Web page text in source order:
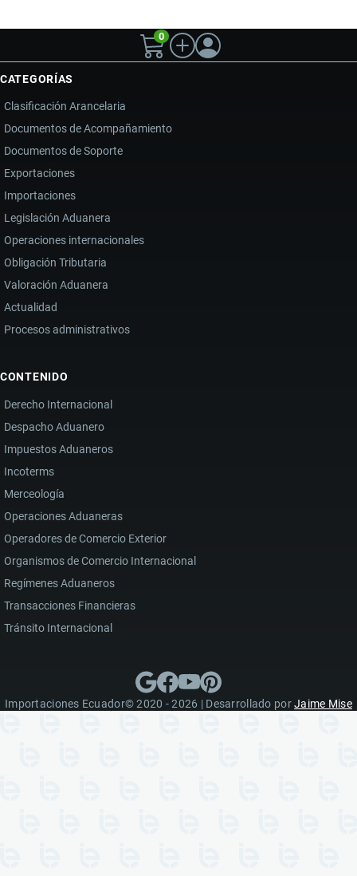
0
CATEGORÍAS
Clasificación Arancelaria
Documentos de Acompañamiento
Documentos de Soporte
Exportaciones
Importaciones
Legislación Aduanera
Operaciones internacionales
Obligación Tributaria
Valoración Aduanera
Actualidad
Procesos administrativos
CONTENIDO
Derecho Internacional
Despacho Aduanero
Impuestos Aduaneros
Incoterms
Merceología
Operaciones Aduaneras
Operadores de Comercio Exterior
Organismos de Comercio Internacional
Regímenes Aduaneros
Transacciones Financieras
Tránsito Internacional
Importaciones Ecuador© 2020 - 2026 | Desarrollado porJaime Mise